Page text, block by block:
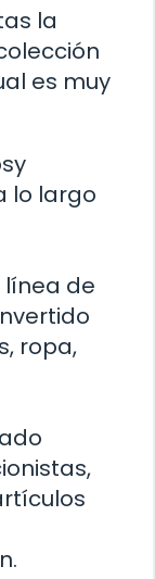
la
es muy
lo largo
línea de
ropa,